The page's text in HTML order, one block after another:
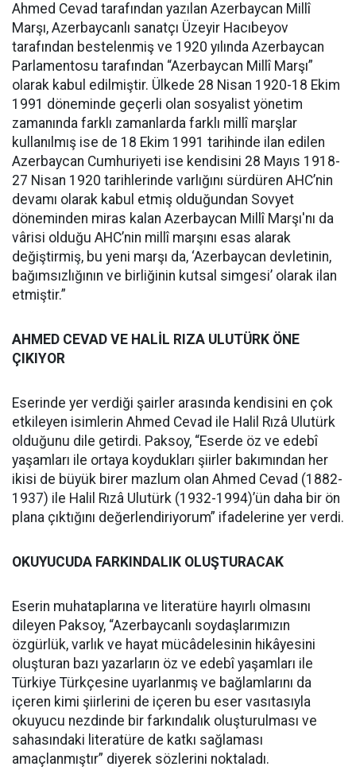
Ahmed Cevad tarafından yazılan Azerbaycan Millî
Marşı, Azerbaycanlı sanatçı Üzeyir Hacıbeyov
tarafından bestelenmiş ve 1920 yılında Azerbaycan
Parlamentosu tarafından “Azerbaycan Millî Marşı”
olarak kabul edilmiştir. Ülkede 28 Nisan 1920-18 Ekim
1991 döneminde geçerli olan sosyalist yönetim
zamanında farklı zamanlarda farklı millî marşlar
kullanılmış ise de 18 Ekim 1991 tarihinde ilan edilen
Azerbaycan Cumhuriyeti ise kendisini 28 Mayıs 1918-
27 Nisan 1920 tarihlerinde varlığını sürdüren AHC’nin
devamı olarak kabul etmiş olduğundan Sovyet
döneminden miras kalan Azerbaycan Millî Marşı'nı da
vârisi olduğu AHC’nin millî marşını esas alarak
değiştirmiş, bu yeni marşı da, ‘Azerbaycan devletinin,
bağımsızlığının ve birliğinin kutsal simgesi’ olarak ilan
etmiştir.”
AHMED CEVAD VE HALİL RIZA ULUTÜRK ÖNE
ÇIKIYOR
Eserinde yer verdiği şairler arasında kendisini en çok
etkileyen isimlerin Ahmed Cevad ile Halil Rızâ Ulutürk
olduğunu dile getirdi. Paksoy, “Eserde öz ve edebî
yaşamları ile ortaya koydukları şiirler bakımından her
ikisi de büyük birer mazlum olan Ahmed Cevad (1882-
1937) ile Halil Rızâ Ulutürk (1932-1994)’ün daha bir ön
plana çıktığını değerlendiriyorum” ifadelerine yer verdi.
OKUYUCUDA FARKINDALIK OLUŞTURACAK
Eserin muhataplarına ve literatüre hayırlı olmasını
dileyen Paksoy, “Azerbaycanlı soydaşlarımızın
özgürlük, varlık ve hayat mücâdelesinin hikâyesini
oluşturan bazı yazarların öz ve edebî yaşamları ile
Türkiye Türkçesine uyarlanmış ve bağlamlarını da
içeren kimi şiirlerini de içeren bu eser vasıtasıyla
okuyucu nezdinde bir farkındalık oluşturulması ve
sahasındaki literatüre de katkı sağlaması
amaçlanmıştır” diyerek sözlerini noktaladı.